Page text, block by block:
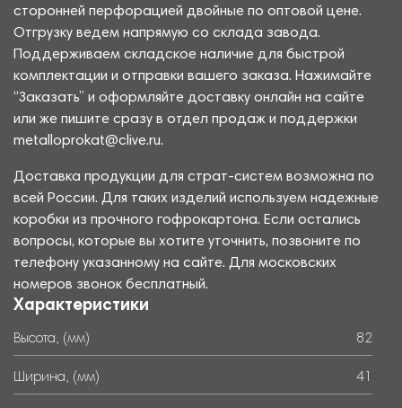
сторонней перфорацией двойные по оптовой цене.
Отгрузку ведем напрямую со склада завода.
Поддерживаем складское наличие для быстрой
комплектации и отправки вашего заказа. Нажимайте
“Заказать” и оформляйте доставку онлайн на сайте
или же пишите сразу в отдел продаж и поддержки
metalloprokat@clive.ru.
Доставка продукции для страт-систем возможна по
всей России. Для таких изделий используем надежные
коробки из прочного гофрокартона. Если остались
вопросы, которые вы хотите уточнить, позвоните по
телефону указанному на сайте. Для московских
номеров звонок бесплатный.
Характеристики
Высота, (мм) 82
Ширина, (мм) 41